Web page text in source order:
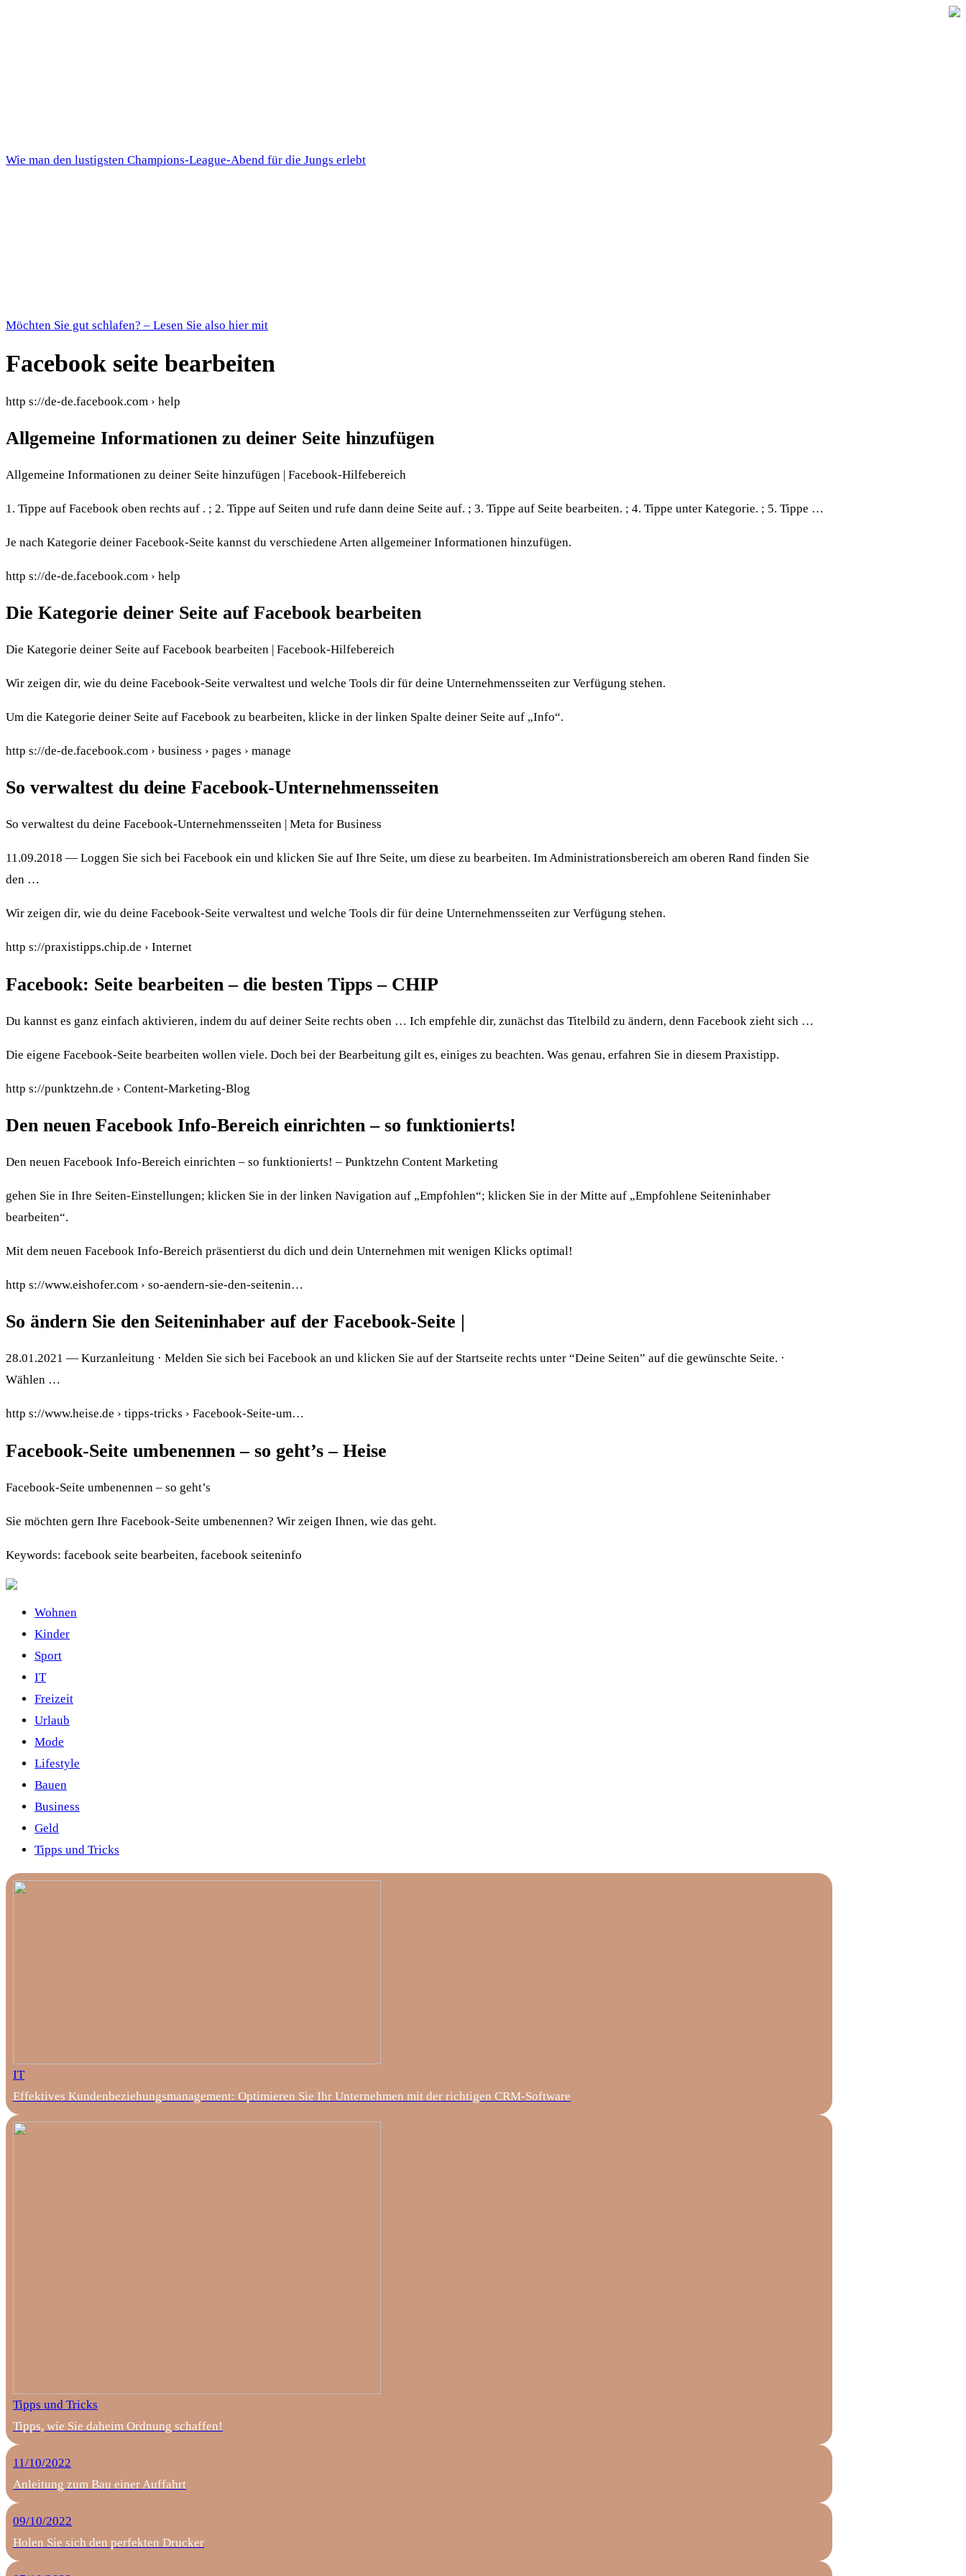
Wie man den lustigsten Champions-League-Abend für die Jungs erlebt
Möchten Sie gut schlafen? – Lesen Sie also hier mit
Facebook seite bearbeiten
http s://de-de.facebook.com › help
Allgemeine Informationen zu deiner Seite hinzufügen
Allgemeine Informationen zu deiner Seite hinzufügen | Facebook-Hilfebereich
1. Tippe auf Facebook oben rechts auf . ; 2. Tippe auf Seiten und rufe dann deine Seite auf. ; 3. Tippe auf Seite bearbeiten. ; 4. Tippe unter Kategorie. ; 5. Tippe …
Je nach Kategorie deiner Facebook-Seite kannst du verschiedene Arten allgemeiner Informationen hinzufügen.
http s://de-de.facebook.com › help
Die Kategorie deiner Seite auf Facebook bearbeiten
Die Kategorie deiner Seite auf Facebook bearbeiten | Facebook-Hilfebereich
Wir zeigen dir, wie du deine Facebook-Seite verwaltest und welche Tools dir für deine Unternehmensseiten zur Verfügung stehen.
Um die Kategorie deiner Seite auf Facebook zu bearbeiten, klicke in der linken Spalte deiner Seite auf „Info“.
http s://de-de.facebook.com › business › pages › manage
So verwaltest du deine Facebook-Unternehmensseiten
So verwaltest du deine Facebook-Unternehmensseiten | Meta for Business
11.09.2018 — Loggen Sie sich bei Facebook ein und klicken Sie auf Ihre Seite, um diese zu bearbeiten. Im Administrationsbereich am oberen Rand finden Sie
den …
Wir zeigen dir, wie du deine Facebook-Seite verwaltest und welche Tools dir für deine Unternehmensseiten zur Verfügung stehen.
http s://praxistipps.chip.de › Internet
Facebook: Seite bearbeiten – die besten Tipps – CHIP
Du kannst es ganz einfach aktivieren, indem du auf deiner Seite rechts oben … Ich empfehle dir, zunächst das Titelbild zu ändern, denn Facebook zieht sich …
Die eigene Facebook-Seite bearbeiten wollen viele. Doch bei der Bearbeitung gilt es, einiges zu beachten. Was genau, erfahren Sie in diesem Praxistipp.
http s://punktzehn.de › Content-Marketing-Blog
Den neuen Facebook Info-Bereich einrichten – so funktionierts!
Den neuen Facebook Info-Bereich einrichten – so funktionierts! – Punktzehn Content Marketing
gehen Sie in Ihre Seiten-Einstellungen; klicken Sie in der linken Navigation auf „Empfohlen“; klicken Sie in der Mitte auf „Empfohlene Seiteninhaber
bearbeiten“.
Mit dem neuen Facebook Info-Bereich präsentierst du dich und dein Unternehmen mit wenigen Klicks optimal!
http s://www.eishofer.com › so-aendern-sie-den-seitenin…
So ändern Sie den Seiteninhaber auf der Facebook-Seite |
28.01.2021 — Kurzanleitung · Melden Sie sich bei Facebook an und klicken Sie auf der Startseite rechts unter “Deine Seiten” auf die gewünschte Seite. ·
Wählen …
http s://www.heise.de › tipps-tricks › Facebook-Seite-um…
Facebook-Seite umbenennen – so geht’s – Heise
Facebook-Seite umbenennen – so geht’s
Sie möchten gern Ihre Facebook-Seite umbenennen? Wir zeigen Ihnen, wie das geht.
Keywords: facebook seite bearbeiten, facebook seiteninfo
Wohnen
Kinder
Sport
IT
Freizeit
Urlaub
Mode
Lifestyle
Bauen
Business
Geld
Tipps und Tricks
IT
Effektives Kundenbeziehungsmanagement: Optimieren Sie Ihr Unternehmen mit der richtigen CRM-Software
Tipps und Tricks
Tipps, wie Sie daheim Ordnung schaffen!
11/10/2022
Anleitung zum Bau einer Auffahrt
09/10/2022
Holen Sie sich den perfekten Drucker